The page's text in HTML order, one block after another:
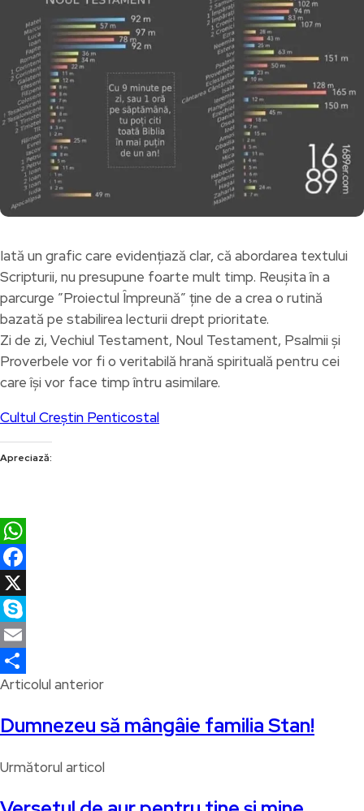
Iată un grafic care evidențiază clar, că abordarea textului
Scripturii, nu presupune foarte mult timp. Reușita în a
parcurge ”Proiectul Împreună” ține de a crea o rutină
bazată pe stabilirea lecturii drept prioritate.
Zi de zi, Vechiul Testament, Noul Testament, Psalmii și
Proverbele vor fi o veritabilă hrană spirituală pentru cei
care își vor face timp întru asimilare.
Cultul Creștin Penticostal
Apreciază:
WhatsApp
Facebook
X
Skype
Email
Partajează
Articolul anterior
Dumnezeu să mângâie familia Stan!
Următorul articol